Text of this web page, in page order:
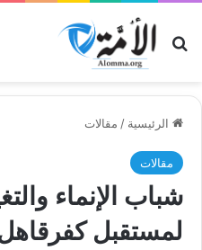
بحث عن
الرئيسية / مقالات
مقالات
شباب الإنماء
لمستقبل